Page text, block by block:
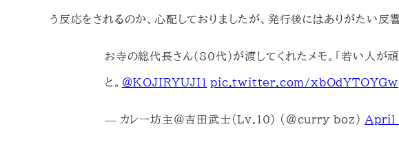
う反応をされるのか、心配しておりましたが、発行後にはありがたい反
お寺の総代長さん（80代）が渡してくれたメモ。「若い人が
と。 @KOJIRYUJI1 pic.twitter.com/xbOdYTOYGw
— カレー坊主＠吉田武士(Lv.10) (@curry_boz) April